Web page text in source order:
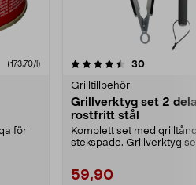
(173,70/l)
för
30
Grilltillbehör
Grillverktyg set 2
rostfritt stål
Komplett set med
stekspade. Grillverktyg
59,90
4.5 av 5 stjärnor